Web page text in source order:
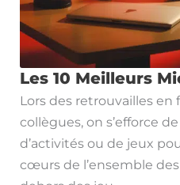
Les 10 Meilleurs
Lors des retrouvailles en
collègues, on s’efforce
d’activités ou de jeux
cœurs de l’ensemble